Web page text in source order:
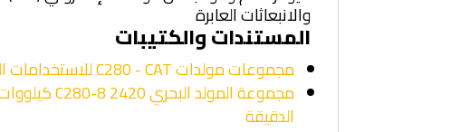
والانبعاثات العابرة
المستندات والكتيبات
مجموعات مولدات C280 - CAT للاستخدامات البحرية
الدقيقة